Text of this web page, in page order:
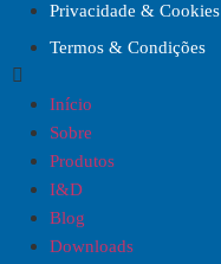
Privacidade & Cookies
Termos & Condições
Início
Sobre
Produtos
I&D
Blog
Downloads